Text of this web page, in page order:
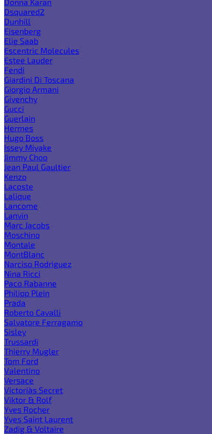
Dsquared2
Dunhill
Eisenberg
Elie Saab
Escentric Molecules
Estee Lauder
Fendi
Giardini Di Toscana
Giorgio Armani
Givenchy
Gucci
Guerlain
Hermes
Hugo Boss
Issey Miyake
Jimmy Choo
Jean Paul Gaultier
Kenzo
Lacoste
Lalique
Lancome
Lanvin
Marc Jacobs
Moschino
Montale
MontBlanc
Narciso Rodriguez
Nina Ricci
Paco Rabanne
Philipp Plein
Prada
Roberto Cavalli
Salvatore Ferragamo
Sisley
Trussardi
Thierry Mugler
Tom Ford
Valentino
Versace
Victoria`s Secret
Viktor & Rolf
Yves Rocher
Yves Saint Laurent
Zadig & Voltaire